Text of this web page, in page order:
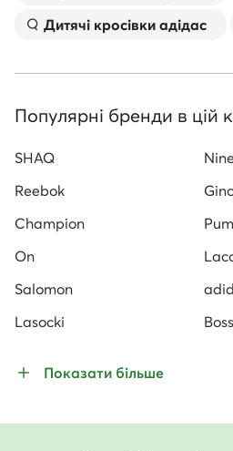
Дитячі кросівки адідас
Популярні бренди в цій
SHAQ
Reebok
Champion
On
Salomon
Lasocki
Boss
Показати більше